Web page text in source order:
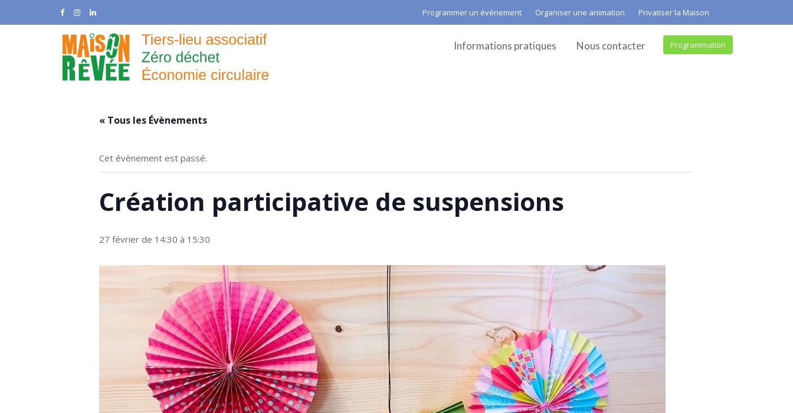
Programmer un événement Organiser une animation Privatiser la Maison
Programmation
Informations pratiques Nous contacter
« Tous les Évènements
Cet évènement est passé.
Création participative de suspensions
27 février de 14:30 à 15:30